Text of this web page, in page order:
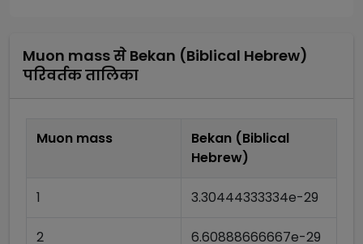
Muon massसे Bekan (Biblical Hebrew)
परिवर्तक तालिका
Muon mass
Bekan (Biblical
Hebrew)
1 3.30444333334e-29
2 6.60888666667e-29